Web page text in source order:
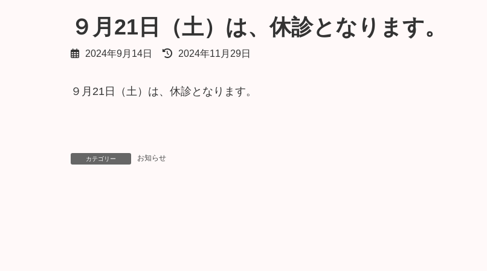
９月21日（土）は、休診となります。
2024年9月14日
最
新
2024年11月29日
９月21日（土）は、休診となります。
カテゴリー お知らせ